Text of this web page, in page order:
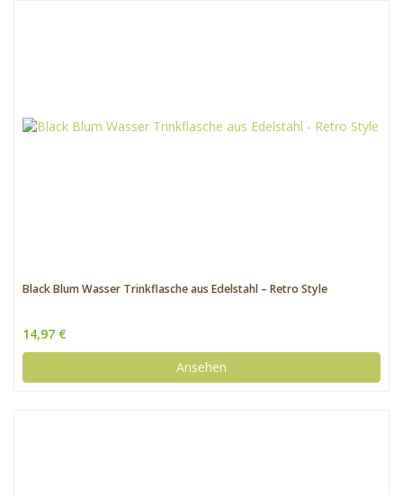
Black Blum Wasser Trinkflasche aus Edelstahl – Retro Style
14,97 €
Ansehen